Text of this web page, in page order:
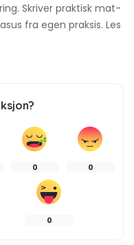
Skriver praktisk mat-
fra egen praksis. Les
0 0
0